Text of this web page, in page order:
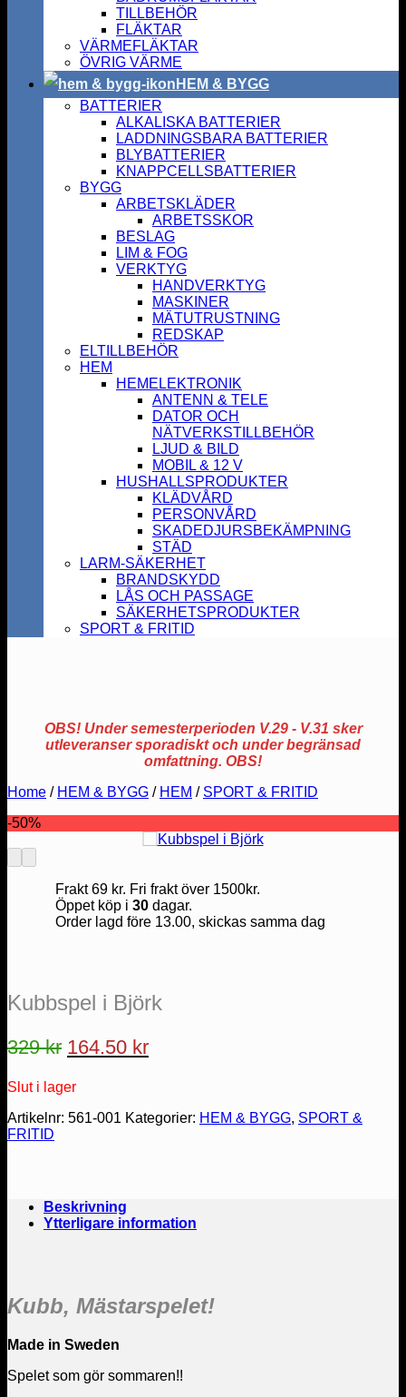
TILLBEHÖR
FLÄKTAR
VÄRMEFLÄKTAR
ÖVRIG VÄRME
HEM & BYGG
BATTERIER
ALKALISKA BATTERIER
LADDNINGSBARA BATTERIER
BLYBATTERIER
KNAPPCELLSBATTERIER
BYGG
ARBETSKLÄDER
ARBETSSKOR
BESLAG
LIM & FOG
VERKTYG
HANDVERKTYG
MASKINER
MÄTUTRUSTNING
REDSKAP
ELTILLBEHÖR
HEM
HEMELEKTRONIK
ANTENN & TELE
DATOR OCH
NÄTVERKSTILLBEHÖR
LJUD & BILD
MOBIL & 12 V
HUSHALLSPRODUKTER
KLÄDVÅRD
PERSONVÅRD
SKADEDJURSBEKÄMPNING
STÄD
LARM-SÄKERHET
BRANDSKYDD
LÅS OCH PASSAGE
SÄKERHETSPRODUKTER
SPORT & FRITID
OBS! Under semesterperioden V.29 - V.31 sker
utleveranser sporadiskt och under begränsad
omfattning. OBS!
Home / HEM & BYGG / HEM / SPORT & FRITID
-50%
Frakt 69 kr. Fri frakt över 1500kr.
Öppet köp i 30dagar.
Order lagd före 13.00, skickas samma dag
Kubbspel i Björk
329kr Det
priset
var:
164.50 krDet
är:
Slut i lager
Artikelnr: 561-001 Kategorier: HEM & BYGG, SPORT &
FRITID
Beskrivning
Ytterligare information
Kubb, Mästarspelet!
Made in Sweden
Spelet som gör sommaren!!